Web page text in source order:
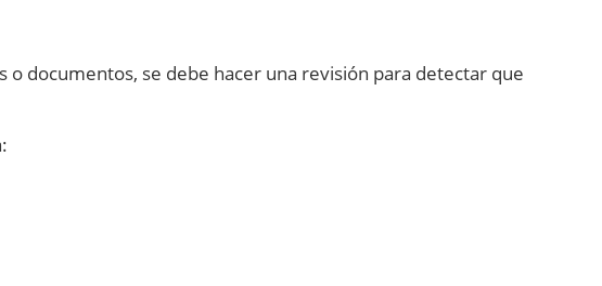
o documentos, se debe hacer una revisión para detectar que